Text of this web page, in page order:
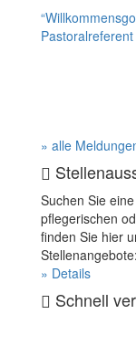
» alle
Suchen Sie
pflegerischen
finden Sie hier
Stellenangebote:
» Details
Schnell